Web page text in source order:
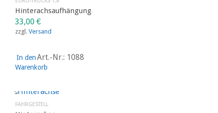
Hinterachsaufhängung
33,00 €
zzgl. Versand
In den
Warenkorb
Art.-Nr.: 1088
FAHRGESTELL